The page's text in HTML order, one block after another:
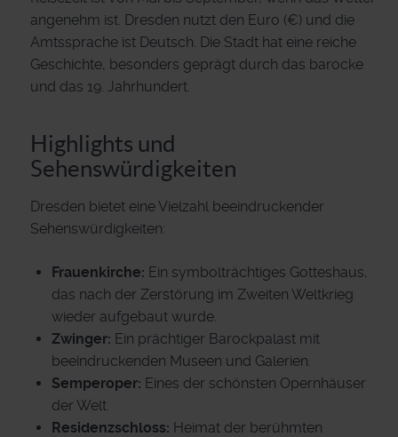
angenehm ist. Dresden nutzt den Euro (€) und die
Amtssprache ist Deutsch. Die Stadt hat eine reiche
Geschichte, besonders geprägt durch das barocke
und das 19. Jahrhundert.
Highlights und
Sehenswürdigkeiten
Dresden bietet eine Vielzahl beeindruckender
Sehenswürdigkeiten:
Frauenkirche: Ein symbolträchtiges Gotteshaus,
das nach der Zerstörung im Zweiten Weltkrieg
wieder aufgebaut wurde.
Zwinger: Ein prächtiger Barockpalast mit
beeindruckenden Museen und Galerien.
Semperoper: Eines der schönsten Opernhäuser
der Welt.
Residenzschloss: Heimat der berühmten